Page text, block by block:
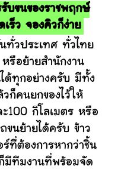
บขนของราชพฤกษ์
ร็ว จองคิวก็ง่าย
ประเทศ ทั่วไทย
รือย้ายสำนักงาน
ด้ทุกอย่างครับ มีทั้ง
วก็คนยกของไว้ให้
100 กิโลเมตร หรือ
ขนย้ายได้ครับ ข้าว
ร์ที่ต้องการหากว่าชิ้น
มีทีมงานที่พร้อมจัด